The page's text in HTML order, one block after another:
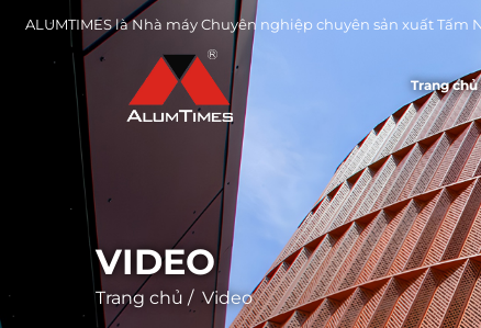
ALUMTIMES là Nhà máy Chuyên nghiệp chuyên sản xuất Tấm
Trang chủ
VIDEO
Trang chủ / Video